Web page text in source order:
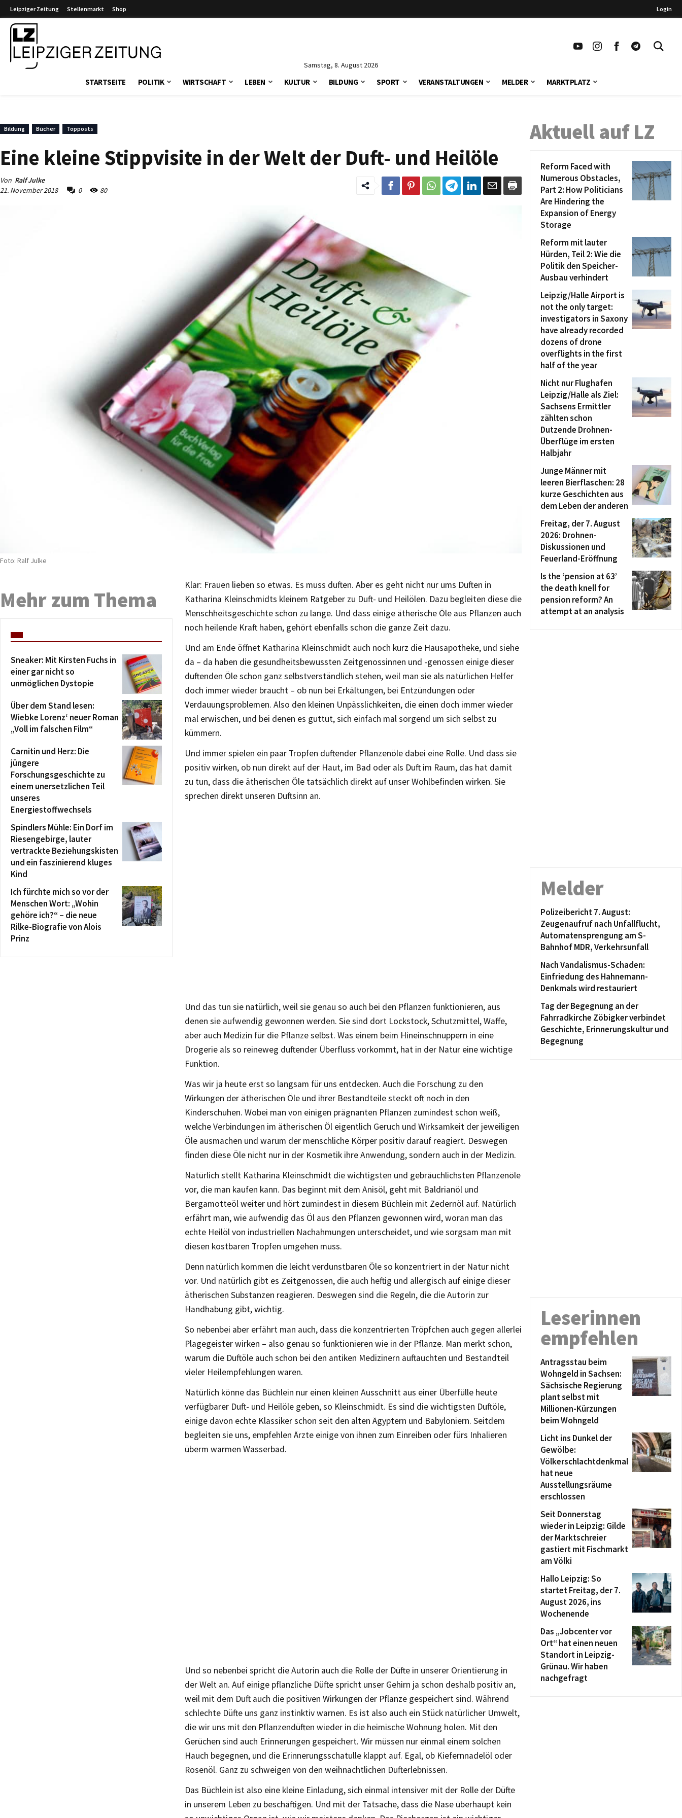
Leipziger Zeitung Stellenmarkt Shop Login
Samstag, 8. August 2026
STARTSEITE POLITIK WIRTSCHAFT LEBEN KULTUR BILDUNG SPORT VERANSTALTUNGEN MELDER MARKTPLATZ
Bildung Bücher Topposts
Eine kleine Stippvisite in der Welt der Duft- und Heilöle
Von Ralf Julke
21. November 2018
0 80
Foto: Ralf Julke
Klar: Frauen lieben so etwas. Es muss duften. Aber es geht nicht nur ums Duften in
Katharina Kleinschmidts kleinem Ratgeber zu Duft- und Heilölen. Dazu begleiten diese die
Menschheitsgeschichte schon zu lange. Und dass einige ätherische Öle aus Pflanzen auch
noch heilende Kraft haben, gehört ebenfalls schon die ganze Zeit dazu.
Und am Ende öffnet Katharina Kleinschmidt auch noch kurz die Hausapotheke, und siehe
da – da haben die gesundheitsbewussten Zeitgenossinnen und -genossen einige dieser
duftenden Öle schon ganz selbstverständlich stehen, weil man sie als natürlichen Helfer
doch immer wieder braucht – ob nun bei Erkältungen, bei Entzündungen oder
Verdauungsproblemen. Also den kleinen Unpässlichkeiten, die einen doch immer wieder
mal erwischen, und bei denen es guttut, sich einfach mal sorgend um sich selbst zu
kümmern.
Und immer spielen ein paar Tropfen duftender Pflanzenöle dabei eine Rolle. Und dass sie
positiv wirken, ob nun direkt auf der Haut, im Bad oder als Duft im Raum, das hat damit
zu tun, dass die ätherischen Öle tatsächlich direkt auf unser Wohlbefinden wirken. Sie
sprechen direkt unseren Duftsinn an.
Und das tun sie natürlich, weil sie genau so auch bei den Pflanzen funktionieren, aus
denen sie aufwendig gewonnen werden. Sie sind dort Lockstock, Schutzmittel, Waffe,
aber auch Medizin für die Pflanze selbst. Was einem beim Hineinschnuppern in eine
Drogerie als so reineweg duftender Überfluss vorkommt, hat in der Natur eine wichtige
Funktion.
Was wir ja heute erst so langsam für uns entdecken. Auch die Forschung zu den
Wirkungen der ätherischen Öle und ihrer Bestandteile steckt oft noch in den
Kinderschuhen. Wobei man von einigen prägnanten Pflanzen zumindest schon weiß,
welche Verbindungen im ätherischen Öl eigentlich Geruch und Wirksamkeit der jeweiligen
Öle ausmachen und warum der menschliche Körper positiv darauf reagiert. Deswegen
finden diese Öle nicht nur in der Kosmetik ihre Anwendung, sondern auch in der Medizin.
Natürlich stellt Katharina Kleinschmidt die wichtigsten und gebräuchlichsten Pflanzenöle
vor, die man kaufen kann. Das beginnt mit dem Anisöl, geht mit Baldrianöl und
Bergamotteöl weiter und hört zumindest in diesem Büchlein mit Zedernöl auf. Natürlich
erfährt man, wie aufwendig das Öl aus den Pflanzen gewonnen wird, woran man das
echte Heilöl von industriellen Nachahmungen unterscheidet, und wie sorgsam man mit
diesen kostbaren Tropfen umgehen muss.
Denn natürlich kommen die leicht verdunstbaren Öle so konzentriert in der Natur nicht
vor. Und natürlich gibt es Zeitgenossen, die auch heftig und allergisch auf einige dieser
ätherischen Substanzen reagieren. Deswegen sind die Regeln, die die Autorin zur
Handhabung gibt, wichtig.
So nebenbei aber erfährt man auch, dass die konzentrierten Tröpfchen auch gegen allerlei
Plagegeister wirken – also genau so funktionieren wie in der Pflanze. Man merkt schon,
warum die Duftöle auch schon bei den antiken Medizinern auftauchten und Bestandteil
vieler Heilempfehlungen waren.
Natürlich könne das Büchlein nur einen kleinen Ausschnitt aus einer Überfülle heute
verfügbarer Duft- und Heilöle geben, so Kleinschmidt. Es sind die wichtigsten Duftöle,
einige davon echte Klassiker schon seit den alten Ägyptern und Babyloniern. Seitdem
begleiten sie uns, empfehlen Ärzte einige von ihnen zum Einreiben oder fürs Inhalieren
überm warmen Wasserbad.
Und so nebenbei spricht die Autorin auch die Rolle der Düfte in unserer Orientierung in
der Welt an. Auf einige pflanzliche Düfte spricht unser Gehirn ja schon deshalb positiv an,
weil mit dem Duft auch die positiven Wirkungen der Pflanze gespeichert sind. Während
schlechte Düfte uns ganz instinktiv warnen. Es ist also auch ein Stück natürlicher Umwelt,
die wir uns mit den Pflanzendüften wieder in die heimische Wohnung holen. Mit den
Gerüchen sind auch Erinnerungen gespeichert. Wir müssen nur einmal einem solchen
Hauch begegnen, und die Erinnerungsschatulle klappt auf. Egal, ob Kiefernnadelöl oder
Rosenöl. Ganz zu schweigen von den weihnachtlichen Dufterlebnissen.
Das Büchlein ist also eine kleine Einladung, sich einmal intensiver mit der Rolle der Düfte
in unserem Leben zu beschäftigen. Und mit der Tatsache, dass die Nase überhaupt kein
Mehr zum Thema
Sneaker: Mit Kirsten Fuchs in
einer gar nicht so
unmöglichen Dystopie
Über dem Stand lesen:
Wiebke Lorenz‘ neuer Roman
„Voll im falschen Film“
Carnitin und Herz: Die
jüngere
Forschungsgeschichte zu
einem unersetzlichen Teil
unseres
Energiestoffwechsels
Spindlers Mühle: Ein Dorf im
Riesengebirge, lauter
vertrackte Beziehungskisten
und ein faszinierend kluges
Kind
Ich fürchte mich so vor der
Menschen Wort: „Wohin
gehöre ich?“ – die neue
Rilke-Biografie von Alois
Prinz
Aktuell auf LZ
Reform Faced with
Numerous Obstacles,
Part 2: How Politicians
Are Hindering the
Expansion of Energy
Storage
Reform mit lauter
Hürden, Teil 2: Wie die
Politik den Speicher-
Ausbau verhindert
Leipzig/Halle Airport is
not the only target:
investigators in Saxony
have already recorded
dozens of drone
overflights in the first
half of the year
Nicht nur Flughafen
Leipzig/Halle als Ziel:
Sachsens Ermittler
zählten schon
Dutzende Drohnen-
Überflüge im ersten
Halbjahr
Junge Männer mit
leeren Bierflaschen: 28
kurze Geschichten aus
dem Leben der anderen
Freitag, der 7. August
2026: Drohnen-
Diskussionen und
Feuerland-Eröffnung
Is the ‘pension at 63’
the death knell for
pension reform? An
attempt at an analysis
Melder
Polizeibericht 7. August:
Zeugenaufruf nach Unfallflucht,
Automatensprengung am S-
Bahnhof MDR, Verkehrsunfall
Nach Vandalismus-Schaden:
Einfriedung des Hahnemann-
Denkmals wird restauriert
Tag der Begegnung an der
Fahrradkirche Zöbigker verbindet
Geschichte, Erinnerungskultur und
Begegnung
Leserinnen
empfehlen
Antragsstau beim
Wohngeld in Sachsen:
Sächsische Regierung
plant selbst mit
Millionen-Kürzungen
beim Wohngeld
Licht ins Dunkel der
Gewölbe:
Völkerschlachtdenkmal
hat neue
Ausstellungsräume
erschlossen
Seit Donnerstag
wieder in Leipzig: Gilde
der Marktschreier
gastiert mit Fischmarkt
am Völki
Hallo Leipzig: So
startet Freitag, der 7.
August 2026, ins
Wochenende
Das „Jobcenter vor
Ort“ hat einen neuen
Standort in Leipzig-
Grünau. Wir haben
nachgefragt